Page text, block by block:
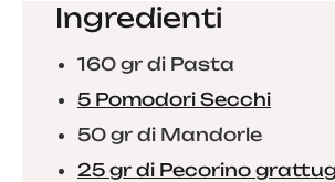
Ingredienti
160 gr di Pasta
5 Pomodori Secchi
50 gr di Mandorle
25 gr di Pecorino